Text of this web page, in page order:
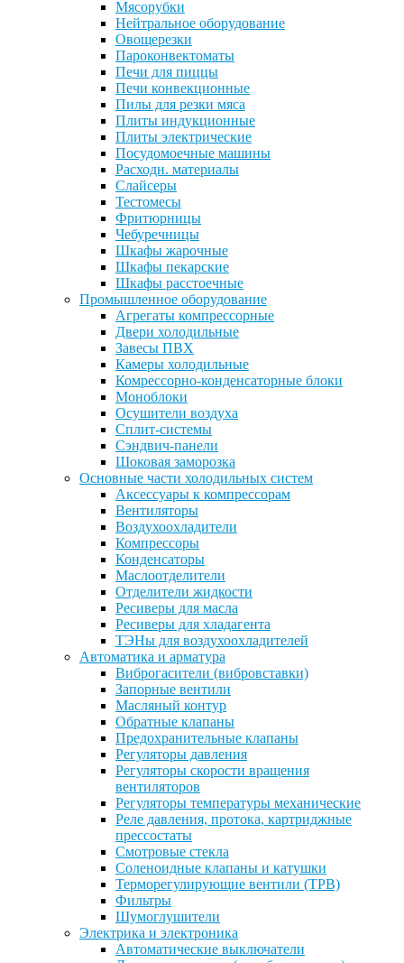
Мясорубки
Нейтральное оборудование
Овощерезки
Пароконвектоматы
Печи для пиццы
Печи конвекционные
Пилы для резки мяса
Плиты индукционные
Плиты электрические
Посудомоечные машины
Расходн. материалы
Слайсеры
Тестомесы
Фритюрницы
Чебуречницы
Шкафы жарочные
Шкафы пекарские
Шкафы расстоечные
Промышленное оборудование
Агрегаты компрессорные
Двери холодильные
Завесы ПВХ
Камеры холодильные
Комрессорно-конденсаторные блоки
Моноблоки
Осушители воздуха
Сплит-системы
Сэндвич-панели
Шоковая заморозка
Основные части холодильных систем
Аксессуары к компрессорам
Вентиляторы
Воздухоохладители
Компрессоры
Конденсаторы
Маслоотделители
Отделители жидкости
Ресиверы для масла
Ресиверы для хладагента
ТЭНы для воздухоохладителей
Автоматика и арматура
Виброгасители (вибровставки)
Запорные вентили
Масляный контур
Обратные клапаны
Предохранительные клапаны
Регуляторы давления
Регуляторы скорости вращения
вентиляторов
Регуляторы температуры механические
Реле давления, протока, картриджные
прессостаты
Смотровые стекла
Соленоидные клапаны и катушки
Терморегулирующие вентили (ТРВ)
Фильтры
Шумоглушители
Электрика и электроника
Автоматические выключатели